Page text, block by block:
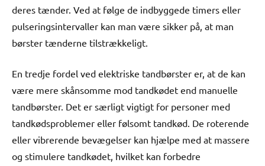
deres tænder. Ved at følge de indbyggede timers eller
pulseringsintervaller kan man være sikker på, at man
børster tænderne tilstrækkeligt.
En tredje fordel ved elektriske tandbørster er, at de kan
være mere skånsomme mod tandkødet end manuelle
tandbørster. Det er særligt vigtigt for personer med
tandkødsproblemer eller følsomt tandkød. De roterende
eller vibrerende bevægelser kan hjælpe med at massere
og stimulere tandkødet, hvilket kan forbedre